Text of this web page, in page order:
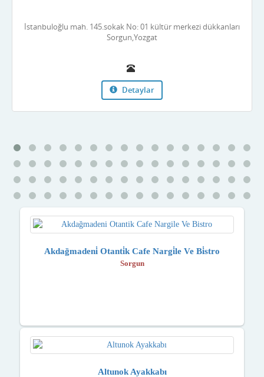
İstanbuloğlu mah. 145.sokak No: 01 kültür merkezi dükkanları
Sorgun,Yozgat
Detaylar
Akdağmadeni̇ Otanti̇k Cafe Nargi̇le Ve Bi̇stro
Sorgun
Altunok Ayakkabı